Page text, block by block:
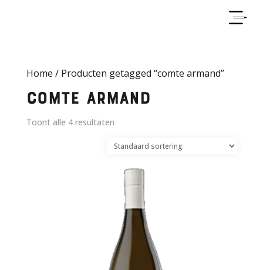
Home / Producten getagged “comte armand”
comte armand
Toont alle 4 resultaten